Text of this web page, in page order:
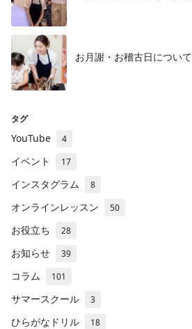
お月謝・お稽古日について
タグ
YouTube 4
イベント 17
インスタグラム 8
オンラインレッスン 50
お役立ち 28
お知らせ 39
コラム 101
サマースクール 3
ひらがなドリル 18